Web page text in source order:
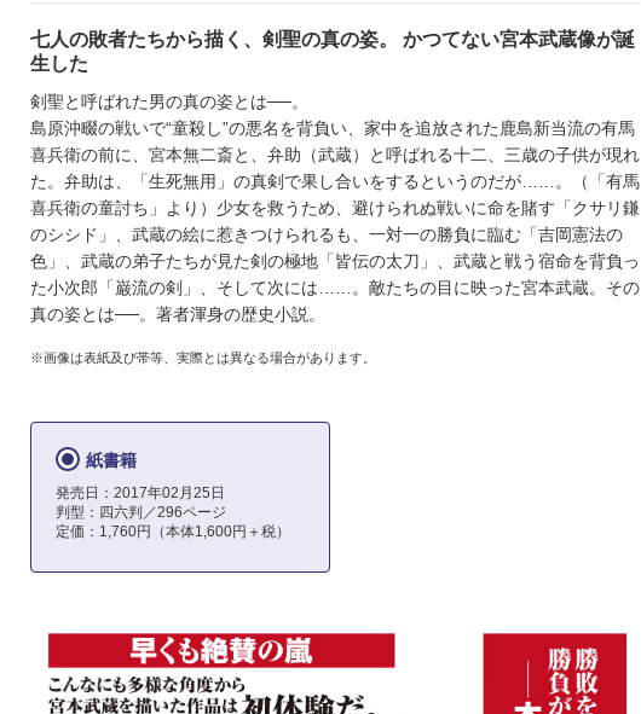
七人の敗者たちから描く、剣聖の真の姿。 かつてない宮本武蔵像が誕
生した
剣聖と呼ばれた男の真の姿とは──。
島原沖畷の戦いで“童殺し”の悪名を背負い、家中を追放された鹿島新当流の有馬
喜兵衛の前に、宮本無二斎と、弁助（武蔵）と呼ばれる十二、三歳の子供が現れ
た。弁助は、「生死無用」の真剣で果し合いをするというのだが……。（「有馬
喜兵衛の童討ち」より）少女を救うため、避けられぬ戦いに命を賭す「クサリ鎌
のシシド」、武蔵の絵に惹きつけられるも、一対一の勝負に臨む「吉岡憲法の
色」、武蔵の弟子たちが見た剣の極地「皆伝の太刀」、武蔵と戦う宿命を背負っ
た小次郎「巌流の剣」、そして次には……。敵たちの目に映った宮本武蔵。その
真の姿とは──。著者渾身の歴史小説。
※画像は表紙及び帯等、実際とは異なる場合があります。
紙書籍
発売日：2017年02月25日
判型：四六判／296ページ
定価：1,760円（本体1,600円＋税）